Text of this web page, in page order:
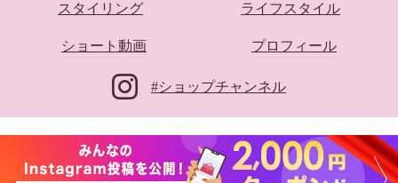
スタイリング ライフスタイル
ショート動画 プロフィール
#ショップチャンネル